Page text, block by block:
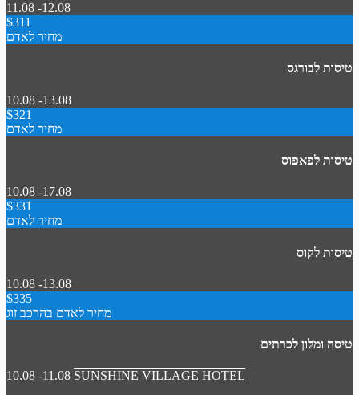
11.08 -12.08
$311
מחיר לאדם
טיסות לבורגס
10.08 -13.08
$321
מחיר לאדם
טיסות לפאפוס
10.08 -17.08
$331
מחיר לאדם
טיסות לקוס
10.08 -13.08
$335
מחיר לאדם בהרכב זוג
טיסה ומלון לכרתים
10.08 -11.08 SUNSHINE VILLAGE HOTEL